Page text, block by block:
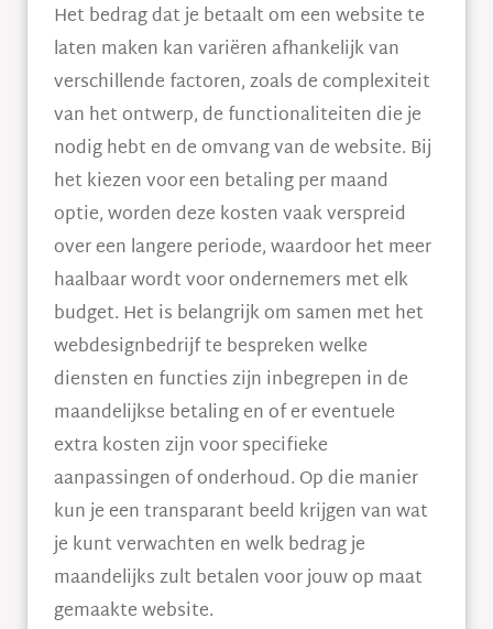
Het bedrag dat je betaalt om een website te
laten maken kan variëren afhankelijk van
verschillende factoren, zoals de complexiteit
van het ontwerp, de functionaliteiten die je
nodig hebt en de omvang van de website. Bij
het kiezen voor een betaling per maand
optie, worden deze kosten vaak verspreid
over een langere periode, waardoor het meer
haalbaar wordt voor ondernemers met elk
budget. Het is belangrijk om samen met het
webdesignbedrijf te bespreken welke
diensten en functies zijn inbegrepen in de
maandelijkse betaling en of er eventuele
extra kosten zijn voor specifieke
aanpassingen of onderhoud. Op die manier
kun je een transparant beeld krijgen van wat
je kunt verwachten en welk bedrag je
maandelijks zult betalen voor jouw op maat
gemaakte website.